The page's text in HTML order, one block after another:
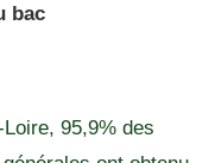
bac
95,9% des